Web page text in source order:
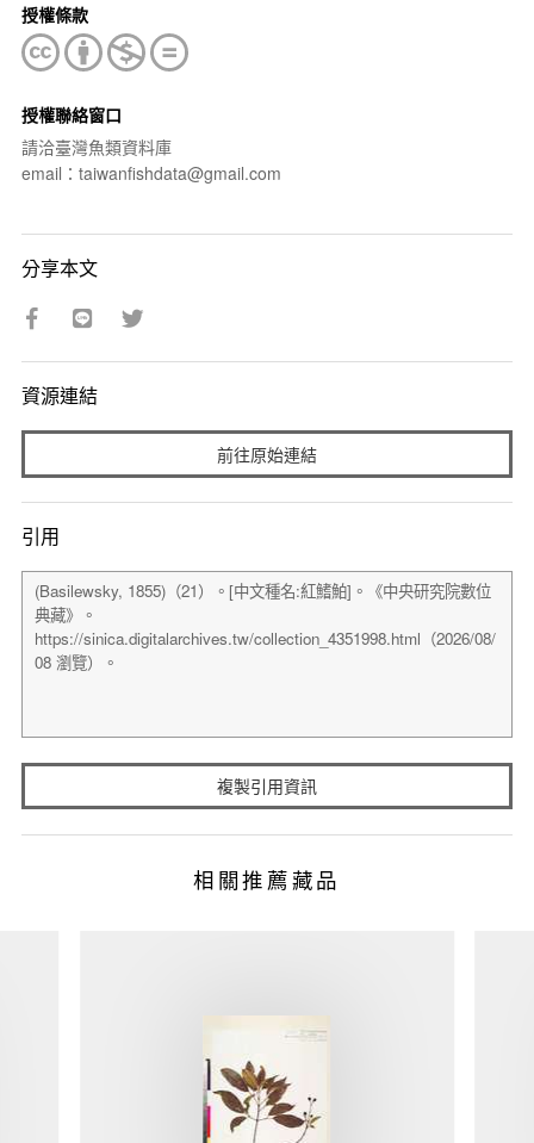
授權條款
授權聯絡窗口
請洽臺灣魚類資料庫
email：taiwanfishdata@gmail.com
分享本文
資源連結
前往原始連結
引用
複製引用資訊
相關推薦藏品